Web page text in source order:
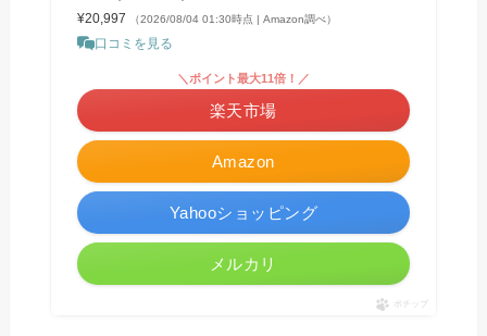
¥20,997
（2026/08/04 01:30時点 | Amazon調べ）
口コミを見る
Amazon
＼ポイント最大11倍！／
楽天市場
Yahooショッピング
メルカリ
ポチップ